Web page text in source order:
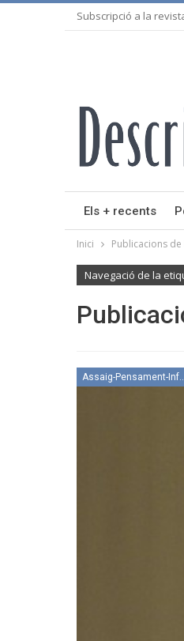
Subscripció a la
Els + recents
Inici Publicacions de
Navegació de la
Assaig-